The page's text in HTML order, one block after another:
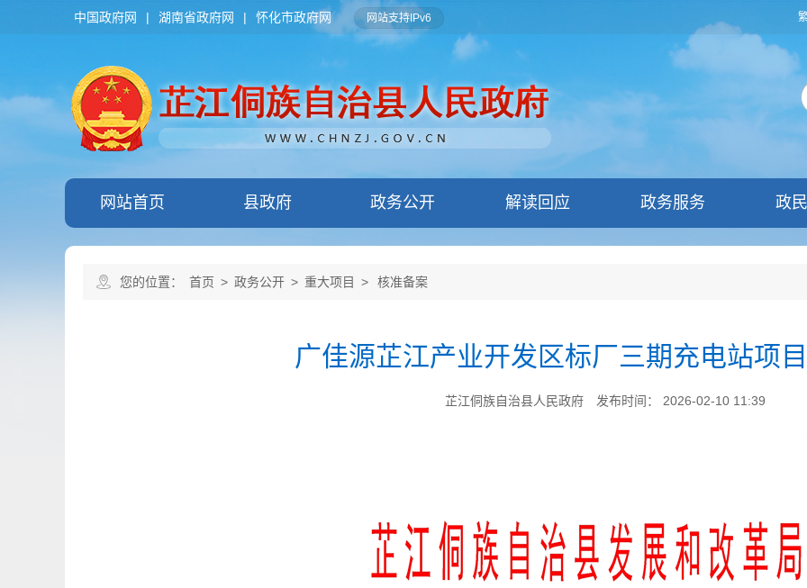
中国政府网 | 湖南省政府网 | 怀化市政府网 网站支持IPv6
网站首页 县政府 政务公开 解读回应 政务服务 政
您的位置： 首页 > 政务公开 > 重大项目 > 核准备案
广佳源芷江产业开发区标厂三期充电站项
芷江侗族自治县人民政府 发布时间： 2026-02-10 11:39